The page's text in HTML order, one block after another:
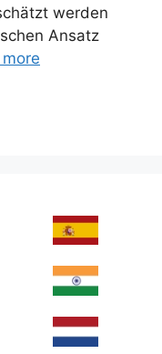
werden
Ansatz